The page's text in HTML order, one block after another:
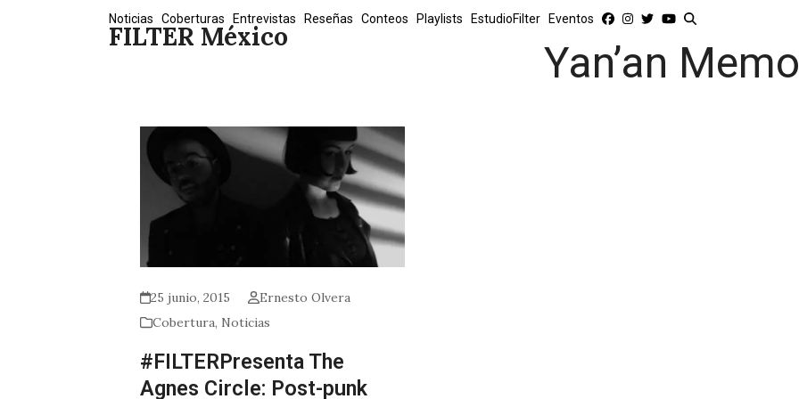
FILTER México
Noticias Coberturas Entrevistas Reseñas Conteos Playlists EstudioFilter Eventos
Yan’an
25 junio, 2015
Ernesto Olvera
Cobertura, Noticias
#FILTERPresenta The
Agnes Circle: Post-punk